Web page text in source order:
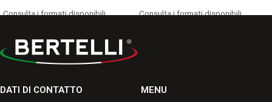
Consulta i formati disponibili.
Consulta i formati disponibili.
DATI DI CONTATTO MENU